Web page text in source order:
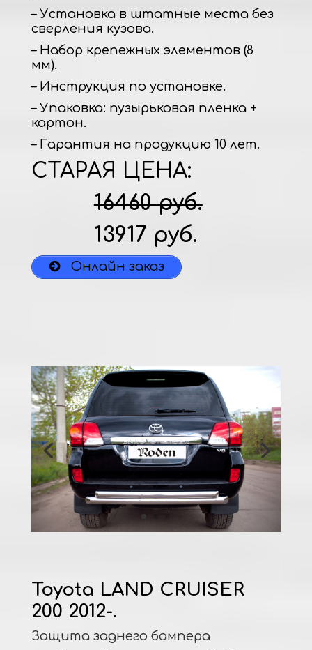
– Установка в штатные места без
сверления кузова.
– Набор крепежных элементов (8
мм).
– Инструкция по установке.
– Упаковка: пузырьковая пленка +
картон.
– Гарантия на продукцию 10 лет.
СТАРАЯ ЦЕНА:
16460 руб.
13917 руб.
Онлайн заказ
Toyota LAND CRUISER
200 2012-.
Защита заднего бампера